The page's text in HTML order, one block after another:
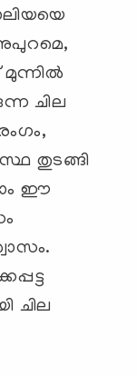
ചില
തുടങ്ങി
ഈ
ചില